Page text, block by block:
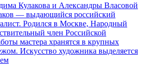
Кулакова и Александры Власовой
— выдающийся российский
Родился в Москве, Народный
член Российской
мастера хранятся в крупных
Искусство художника выделяется